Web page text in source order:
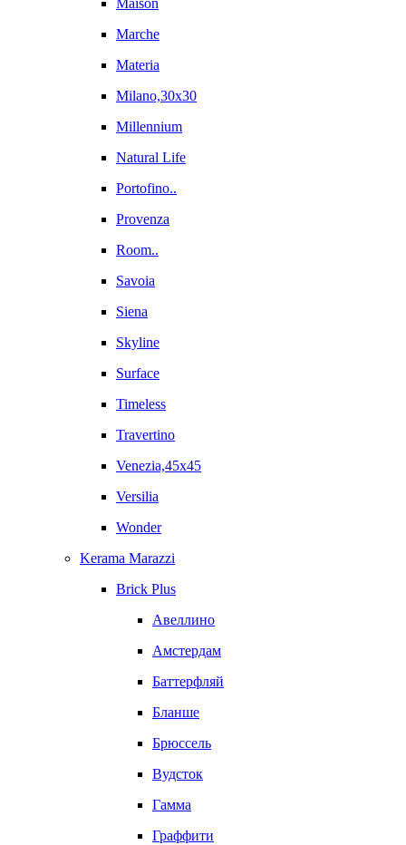
Maison
Marche
Materia
Milano,30x30
Millennium
Natural Life
Portofino..
Provenza
Room..
Savoia
Siena
Skyline
Surface
Timeless
Travertino
Venezia,45x45
Versilia
Wonder
Kerama Marazzi
Brick Plus
Авеллино
Амстердам
Баттерфляй
Бланше
Брюссель
Вудсток
Гамма
Граффити